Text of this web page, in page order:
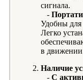
сигнала.
-
Удобны для
Легко
в
Наличие
- С